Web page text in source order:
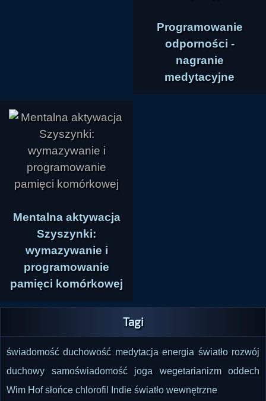
Programowanie
odporności -
nagranie
medytacyjne
Mentalna aktywacja
Szyszynki:
wymazywanie i
programowanie
pamięci komórkowej
Tagi
świadomość duchowość medytacja energia światło rozwój
duchowy
samoświadomość joga wegetarianizm
oddech
Wim Hof słońce chlorofil Indie światło wewnętrzne